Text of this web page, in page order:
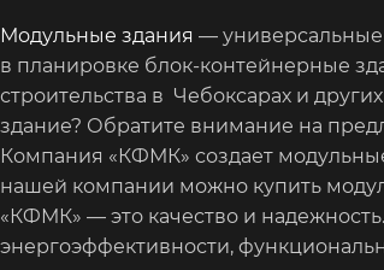
Модульные здания — универсальные
в планировке блок-контейнерные
строительства в Чебоксарах и
здание? Обратите внимание на
Компания «КФМК» создает
нашей компании можно купить
«КФМК» — это качество и
энергоэффективности,